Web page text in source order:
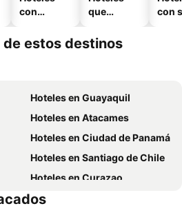
con
que
mascotas
con
de estos destinos
Hoteles en Guayaquil
Hoteles en Atacames
Hoteles en Ciudad de Panamá
Hoteles en Santiago de Chile
Hoteles en Curazao
Hoteles en Santa Cruz